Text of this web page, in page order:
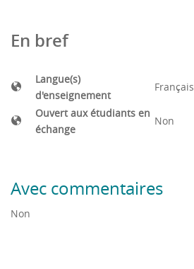
En bref
Langue(s)
d'enseignement
Français
Ouvert aux étudiants en
échange
Non
Avec commentaires
Non